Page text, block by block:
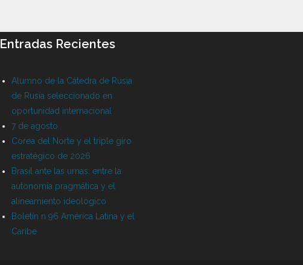
Entradas Recientes
Alumno de la Cátedra de Rusia
de Rusia seleccionado en
oportunidad internacional
7 de agosto
Corea del Norte y el triple giro
estratégico de 2026
Brasil ante las urnas: entre la
autonomía pragmática y el
alineamiento ideológico
Boletín n 96 América Latina y el
Caribe